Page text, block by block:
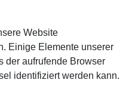
Website
Einige Elemente unserer
der aufrufende Browser
identifiziert werden kann.